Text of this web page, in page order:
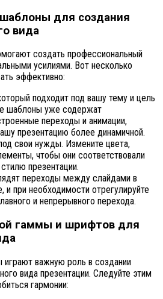
для создания
вида
создать профессиональный
усилиями. Вот несколько
эффективно:
подходит под вашу тему и цель
шаблоны уже содержат
переходы и анимации,
презентацию более динамичной.
свои нужды. Измените цвета,
чтобы они соответствовали
презентации.
переходы между слайдами в
при необходимости отрегулируйте
и непрерывного перехода.
гаммы и шрифтов для
важную роль в создании
вида презентации. Следуйте этим
гармонии: